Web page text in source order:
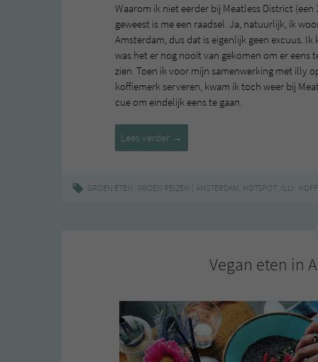
Waarom ik niet eerder bij Meatless District
geweest is me een raadsel. Ja, natuurlijk, ik
Amsterdam, dus dat is eigenlijk geen excuus.
was het er nog nooit van gekomen om er eens
zien. Toen ik voor mijn samenwerking met illy
koffiemerk serveren, kwam ik toch weer bij
cue om eindelijk eens te gaan.
Lees verder Meatless
District,
veel
→
GROEN ETEN, GROEN REIZEN AMSTERDAM, HOTSPOT, ILLY,
Vegan eten in